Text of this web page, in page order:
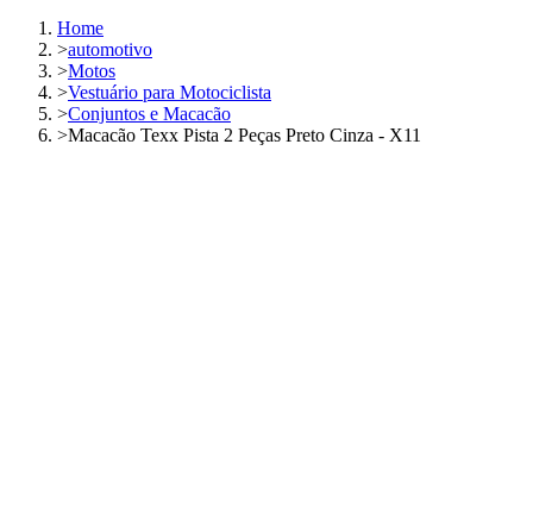
Home
>automotivo
>Motos
>Vestuário para Motociclista
>Conjuntos e Macacão
>Macacão Texx Pista 2 Peças Preto Cinza - X11